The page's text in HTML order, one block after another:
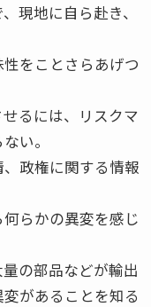
現地に自ら赴き、
をことさらあげつ
るには、リスクマ
い。
政権に関する情報
らかの異変を感じ
の部品などが輸出
があることを知る